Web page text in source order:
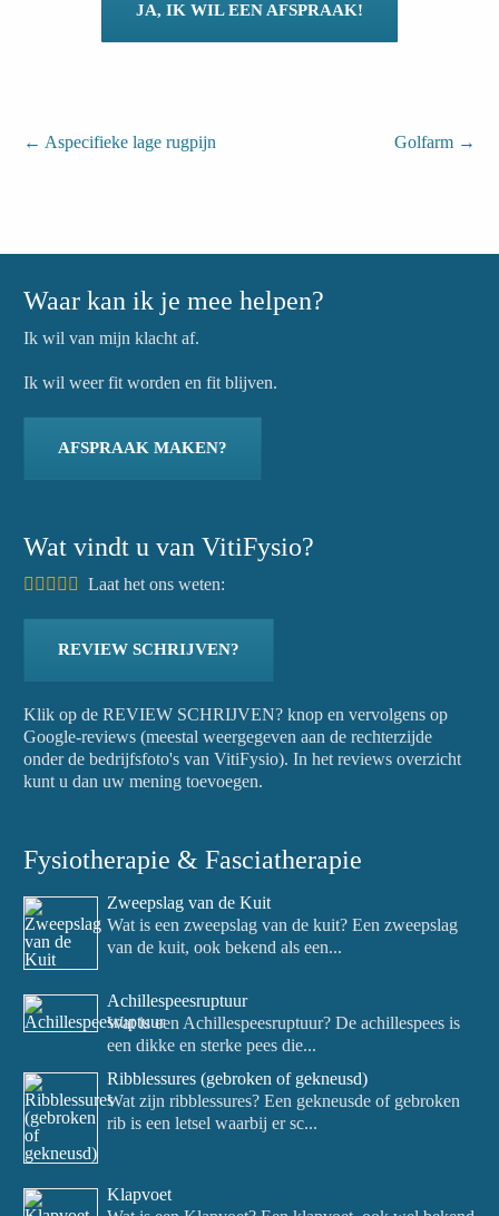
JA, IK WIL EEN AFSPRAAK!
← Aspecifieke lage rugpijn Golfarm →
Waar kan ik je mee helpen?
Ik wil van mijn klacht af.
Ik wil weer fit worden en fit blijven.
AFSPRAAK MAKEN?
Wat vindt u van VitiFysio?
Laat het ons weten:
REVIEW SCHRIJVEN?
Klik op de REVIEW SCHRIJVEN? knop en vervolgens op
Google-reviews (meestal weergegeven aan de rechterzijde
onder de bedrijfsfoto's van VitiFysio). In het reviews overzicht
kunt u dan uw mening toevoegen.
Fysiotherapie & Fasciatherapie
Zweepslag van de Kuit
Wat is een zweepslag van de kuit? Een zweepslag
van de kuit, ook bekend als een...
Achillespeesruptuur
Wat is een Achillespeesruptuur? De achillespees is
een dikke en sterke pees die...
Ribblessures (gebroken of gekneusd)
Wat zijn ribblessures? Een gekneusde of gebroken
rib is een letsel waarbij er sc...
Klapvoet